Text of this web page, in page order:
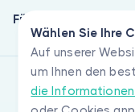
Wählen Sie Ihre
Auf unserer
um Ihnen den
die
Für Ärzte